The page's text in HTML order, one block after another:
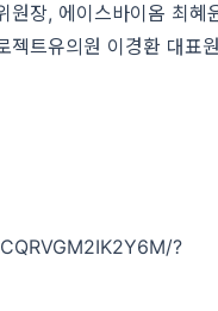
장, 에이스바이옴 최
젝트유의원 이경환 대표
?